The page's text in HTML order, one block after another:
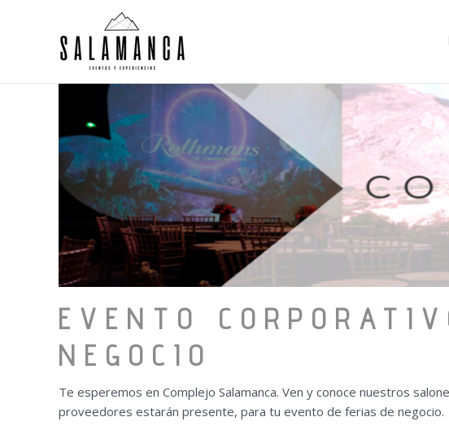
EVENTO
NEGOCIO
Te esperemos en Complejo Salamanca. Ven y conoce nuestros
proveedores estarán presente, para tu evento de ferias de negocio.